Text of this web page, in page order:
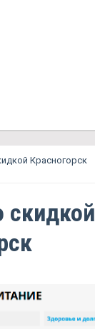
Красногорск
скидкой